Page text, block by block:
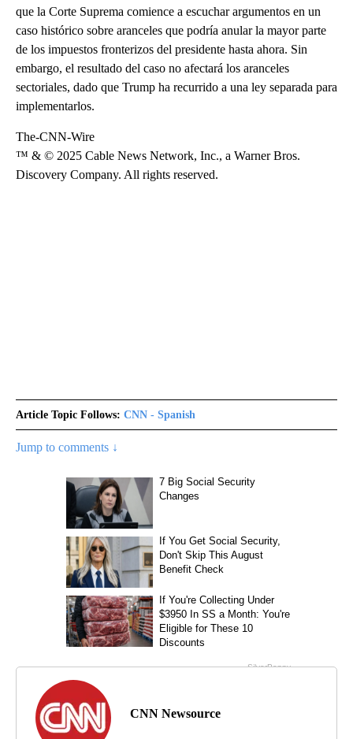
que la Corte Suprema comience a escuchar argumentos en un
caso histórico sobre aranceles que podría anular la mayor parte
de los impuestos fronterizos del presidente hasta ahora. Sin
embargo, el resultado del caso no afectará los aranceles
sectoriales, dado que Trump ha recurrido a una ley separada para
implementarlos.
The-CNN-Wire
™ & © 2025 Cable News Network, Inc., a Warner Bros.
Discovery Company. All rights reserved.
Article Topic Follows: CNN - Spanish
Jump to comments ↓
CNN Newsource